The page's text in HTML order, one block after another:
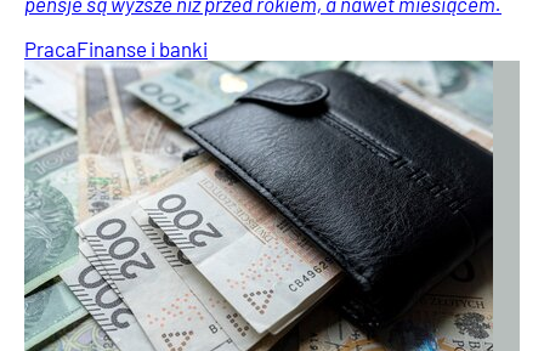
PracaFinanse i banki